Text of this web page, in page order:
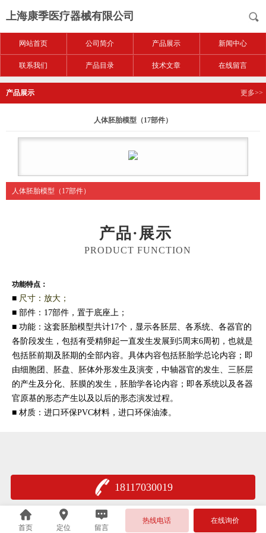
上海康季医疗器械有限公司
网站首页 公司简介 产品展示 新闻中心
联系我们 产品目录 技术文章 在线留言
产品展示 更多>>
人体胚胎模型（17部件）
人体胚胎模型（17部件）
产品·展示
PRODUCT FUNCTION
功能特点：
■ 尺寸：放大；
■ 部件：17部件，置于底座上；
■ 功能：这套胚胎模型共计17个，显示各胚层、各系统、各器官的
各阶段发生，包括有受精卵起一直发生发展到5周末6周初，也就是
包括胚前期及胚期的全部内容。具体内容包括胚胎学总论内容；即
由细胞团、胚盘、胚体外形发生及演变，中轴器官的发生、三胚层
的产生及分化、胚膜的发生，胚胎学各论内容；即各系统以及各器
官原基的形态产生以及以后的形态演发过程。
■ 材质：进口环保PVC材料，进口环保油漆。
18117030019
首页 定位 留言
热线电话 在线询价
沪公网安备 31011502401735